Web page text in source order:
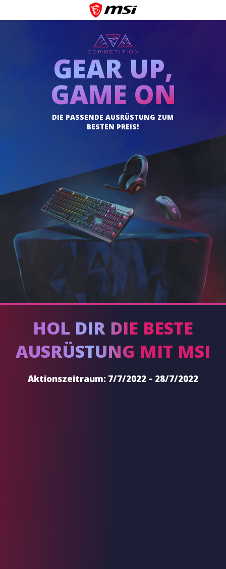
GEAR UP,
GAME ON
DIE PASSENDE AUSRÜSTUNG ZUM
BESTEN PREIS!
HOL DIR DIE BESTE
AUSRÜSTUNG MIT MSI
Aktionszeitraum: 7/7/2022 – 28/7/2022